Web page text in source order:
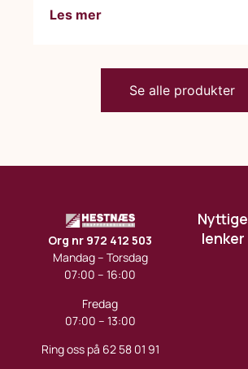
Les mer
Se alle produkter
Org nr 972 412 503
Mandag – Torsdag
07:00 – 16:00
Fredag
07:00 – 13:00
Ring oss på 62 58 01 91
Nyttige
lenker